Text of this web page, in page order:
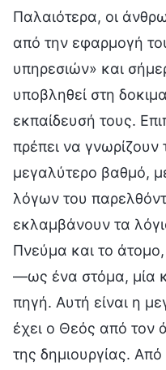
Παλαιότερα, οι
από την εφαρμογή
υπηρεσιών» και
υποβληθεί στη
εκπαίδευσή τους.
πρέπει να
μεγαλύτερο βαθμό,
λόγων του
εκλαμβάνουν τα
Πνεύμα και το
—ως ένα στόμα, μία
πηγή. Αυτή είναι η
έχει ο Θεός από τον
της δημιουργίας.